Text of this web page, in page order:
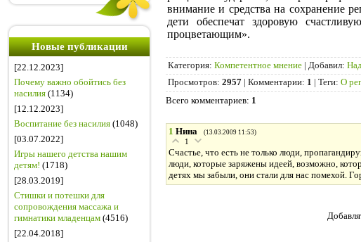
Новые публикации
[22.12.2023]
Почему важно обойтись без
насилия (1134)
[12.12.2023]
Воспитание без насилия (1048)
[03.07.2022]
Игры нашего детства нашим
детям! (1718)
[28.03.2019]
Стишки и потешки для
сопровождения массажа и
гимнатики младенцам (4516)
[22.04.2018]
внимание и средства на сохранение
дети обеспечат здоровую
процветающим».
Категория: Компетентное мнение | Добавил:
Просмотров: 2957 | Комментарии: 1 | Теги: О
Всего комментариев: 1
1 Нина (13.03.2009 11:53)
1
Счастье, что есть не только люди,
люди, которые заряжены идеей, возможно,
детях мы забыли, они стали для нас помехой.